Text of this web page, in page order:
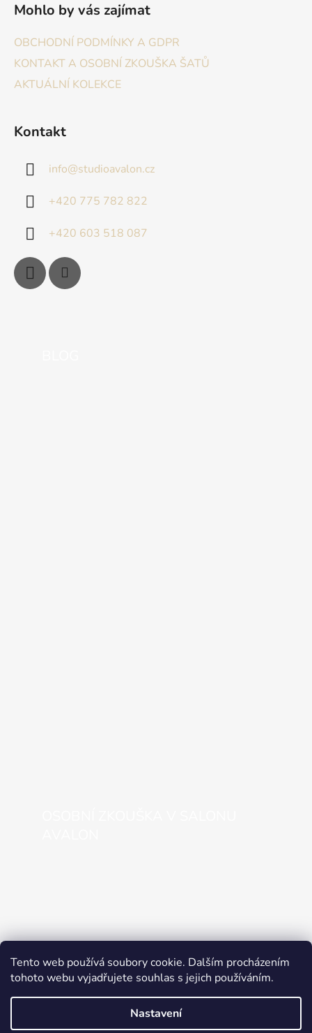
Tento web používá soubory cookie. Dalším procházením
tohoto webu vyjadřujete souhlas s jejich používáním.
Nastavení
Mohlo by vás zajímat
OBCHODNÍ PODMÍNKY A GDPR
KONTAKT A OSOBNÍ ZKOUŠKA ŠATŮ
AKTUÁLNÍ KOLEKCE
Kontakt
info@studioavalon.cz
+420 775 782 822
+420 603 518 087